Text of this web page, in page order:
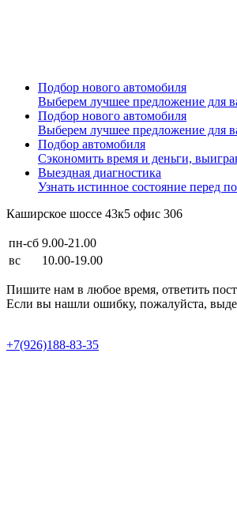
Подбор нового автомобиля
Выберем лучшее предложение для
Подбор нового автомобиля
Выберем лучшее предложение для
Подбор автомобиля
Сэкономить время и деньги,
Выездная диагностика
Узнать истинное состояние перед
Каширское шоссе 43к5 офис 306
пн-сб 9.00-21.00
вс
10.00-19.00
Пишите нам в любое время, ответить
Если вы нашли ошибку, пожалуйста,
+7(926)188-83-35